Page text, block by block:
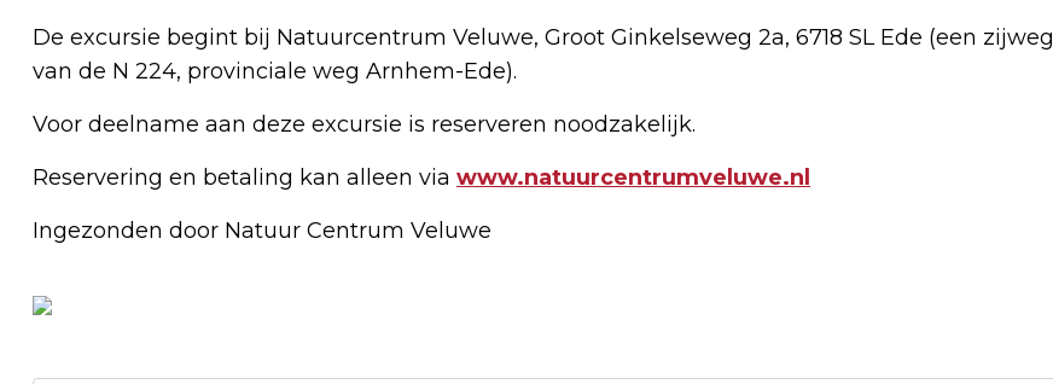
De excursie begint bij Natuurcentrum Veluwe, Groot Ginkelseweg 2a, 6718 SL Ede (een zijweg
van de N 224, provinciale weg Arnhem-Ede).
Voor deelname aan deze excursie is reserveren noodzakelijk.
Reservering en betaling kan alleen via www.natuurcentrumveluwe.nl
Ingezonden door Natuur Centrum Veluwe